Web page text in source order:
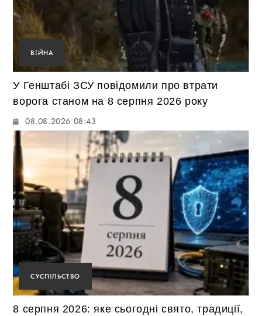
ВІЙНА
У Генштабі ЗСУ повідомили про втрати
ворога станом на 8 серпня 2026 року
08.08.2026 08:43
СУСПІЛЬСТВО
8 серпня 2026: яке сьогодні свято, традиції,